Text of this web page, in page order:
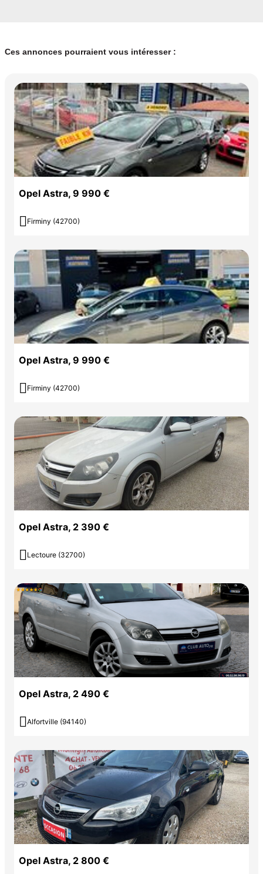
Ces annonces pourraient vous intéresser :
Opel Astra, 9 990 €
 Firminy (42700)
Opel Astra, 9 990 €
 Firminy (42700)
Opel Astra, 2 390 €
 Lectoure (32700)
Opel Astra, 2 490 €
 Alfortville (94140)
Opel Astra, 2 800 €